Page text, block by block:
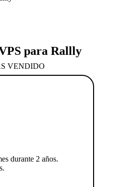
para Rallly
VENDIDO
durante 2 años.